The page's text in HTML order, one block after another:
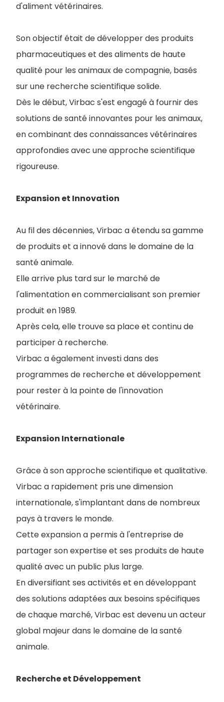
d'aliment vétérinaires.
Son objectif était de développer des produits
pharmaceutiques et des aliments de haute
qualité pour les animaux de compagnie, basés
sur une recherche scientifique solide.
Dès le début, Virbac s'est engagé à fournir des
solutions de santé innovantes pour les animaux,
en combinant des connaissances vétérinaires
approfondies avec une approche scientifique
rigoureuse.
Expansion et Innovation
Au fil des décennies, Virbac a étendu sa gamme
de produits et a innové dans le domaine de la
santé animale.
Elle arrive plus tard sur le marché de
l'alimentation en commercialisant son premier
produit en 1989.
Après cela, elle trouve sa place et continu de
participer à recherche.
Virbac a également investi dans des
programmes de recherche et développement
pour rester à la pointe de l'innovation
vétérinaire.
Expansion Internationale
Grâce à son approche scientifique et qualitative.
Virbac a rapidement pris une dimension
internationale, s'implantant dans de nombreux
pays à travers le monde.
Cette expansion a permis à l'entreprise de
partager son expertise et ses produits de haute
qualité avec un public plus large.
En diversifiant ses activités et en développant
des solutions adaptées aux besoins spécifiques
de chaque marché, Virbac est devenu un acteur
global majeur dans le domaine de la santé
animale.
Recherche et Développement